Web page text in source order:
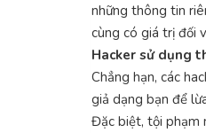
những thông tin
cùng có giá trị đối
Hacker sử dụng
Chẳng hạn, các
giả dạng bạn để
Đặc biệt, tội phạm